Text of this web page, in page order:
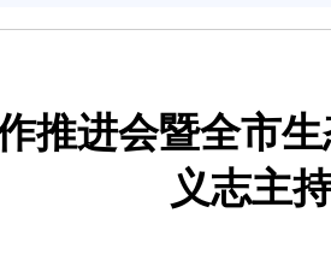
推进会暨全市
义志主